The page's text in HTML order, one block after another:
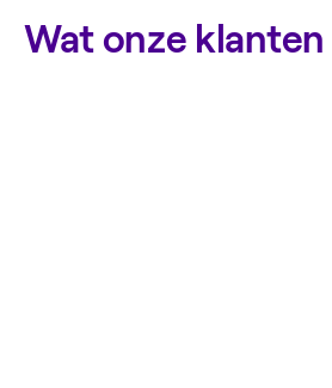
Wat onze klanten